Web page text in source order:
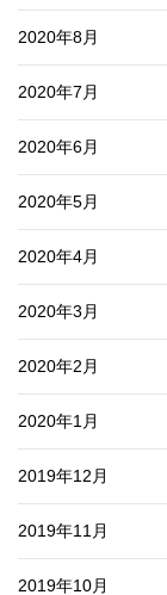
2020年8月
2020年7月
2020年6月
2020年5月
2020年4月
2020年3月
2020年2月
2020年1月
2019年12月
2019年11月
2019年10月